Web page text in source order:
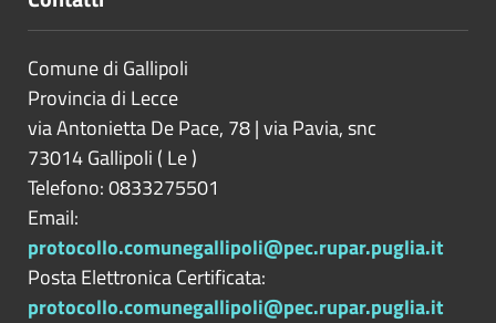
Comune di Gallipoli
Provincia di Lecce
via Antonietta De Pace, 78 | via Pavia, snc
73014Gallipoli ( Le)
Telefono: 0833275501
Email:
protocollo.comunegallipoli@pec.rupar.puglia.it
Posta Elettronica Certificata:
protocollo.comunegallipoli@pec.rupar.puglia.it